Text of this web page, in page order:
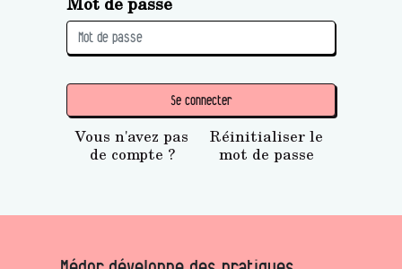
Se connecter
Vous n'avez pas
de compte ?
Réinitialiser le
mot de passe